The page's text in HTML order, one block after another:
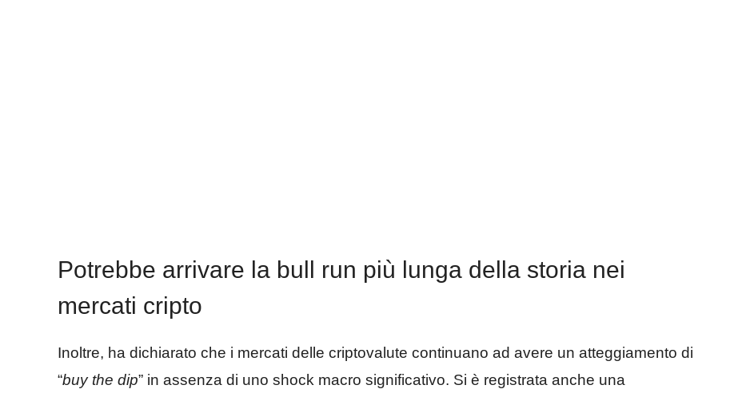
Potrebbe arrivare la bull run più lunga della storia nei
mercati cripto
Inoltre, ha dichiarato che i mercati delle criptovalute continuano ad avere un atteggiamento di
“buy the dip” in assenza di uno shock macro significativo. Si è registrata anche una